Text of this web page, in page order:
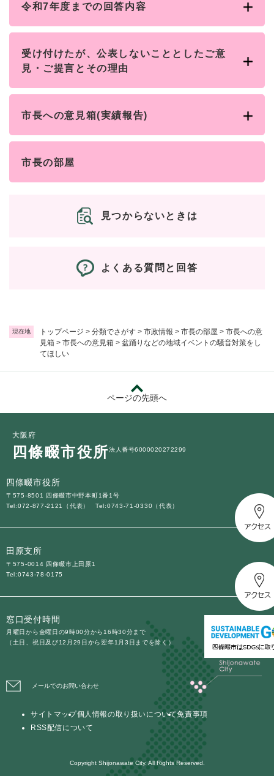
現在地 トップページ > 分類でさがす > 市政情報 > 市長の部屋 > 市長への意
見箱 > 市長への意見箱 > 盆踊りなどの地域イベントの騒音対策をし
てほしい
令和7年度までの回答内容
受け付けたが、公表しないこととしたご意
見・ご提言とその理由
市長への意見箱(実績報告)
市長の部屋
見つからないときは
よくある質問と回答
ページの先頭へ
大阪府
四條畷市役所法人番号6000020272299
四條畷市役所
〒575-8501 四條畷市中野本町1番1号
Tel:072-877-2121（代表）
Tel:0743-71-0330（代表）
田原支所
〒575-0014 四條畷市上田原1
Tel:0743-78-0175
窓口受付時間
月曜日から金曜日の9時00分から16時30分まで
（土日、祝日及び12月29日から翌年1月3日までを除く）
メールでのお問い合わせ
サイトマップ個人情報の取り扱いについて免責事項
RSS配信について
Copyright Shijonawate City. All Rights Reserved.